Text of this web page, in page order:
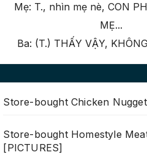
Mẹ: T., nhìn mẹ nè, CON
MẸ...
Ba: (T.) THẤY VẬY,
Store-bought Chicken
Store-bought Homestyle
[PICTURES]